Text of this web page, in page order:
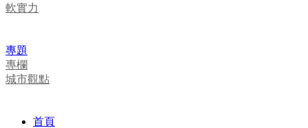
軟實力
專題
專欄
城市觀點
首頁